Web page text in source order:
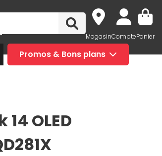
MagasinComptePanier
Promos & Bons plans
OLED